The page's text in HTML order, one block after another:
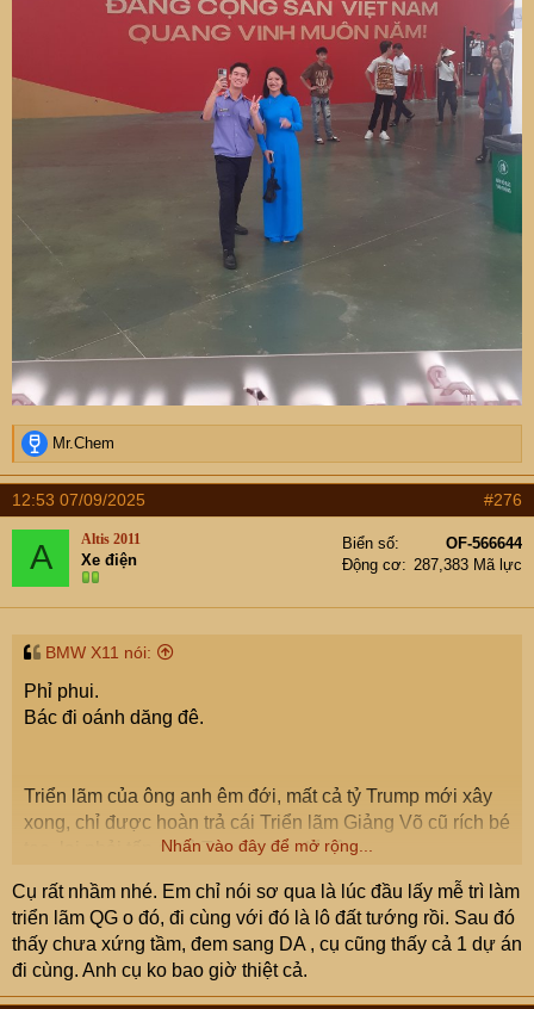
R
e
a
c
t
o
n
s
Mr.Chem
12:53 07/09/2025 #276
A Altis 2011
Xe điện
Biển số
OF-566644
Động cơ
287,383 Mã lực
BMW X11 nói:
Phỉ phui.
Bác đi oánh dăng đê.
Triển lãm của ông anh êm đới, mất cả tỷ Trump mới xây
xong, chỉ được hoàn trả cái Triển lãm Giảng Võ cũ rích bé
tẹo, lại phải tốn cả tỷ Trump nữa để xây.
Triển lãm sẽ đông vui nhộn nhịp cả năm, nhá.
Nhấn vào đây để mở rộng...
Cụ rất nhầm nhé. Em chỉ nói sơ qua là lúc đầu lấy mễ trì làm
triển lãm QG o đó, đi cùng với đó là lô đất tướng rồi. Sau đó
thấy chưa xứng tầm, đem sang DA , cụ cũng thấy cả 1 dự án
đi cùng. Anh cụ ko bao giờ thiệt cả.